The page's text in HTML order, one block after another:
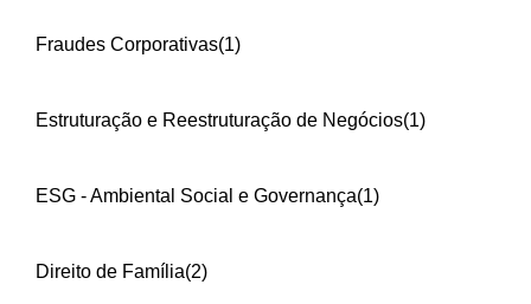
Fraudes Corporativas(1)
Estruturação e Reestruturação de Negócios(1)
ESG - Ambiental Social e Governança(1)
Direito de Família(2)